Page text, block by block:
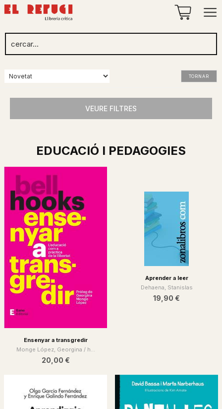
TORNAR
VEURE FILTRES
EDUCACIÓ I PEDAGOGIES
Ensenyar a transgredir
Monge López, Georgina / h...
20,00 €
Aprender a leer
Dehaena, Stanislas
19,90 €